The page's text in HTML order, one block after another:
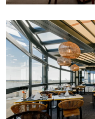
La Voile Blanche :
une terrasse
À Ouistreham, le
réinvente sa
pergola sur mesure